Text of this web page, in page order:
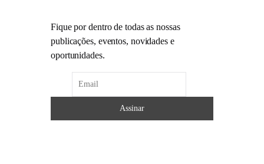
Fique por dentro de todas as nossas
publicações, eventos, novidades e
oportunidades.